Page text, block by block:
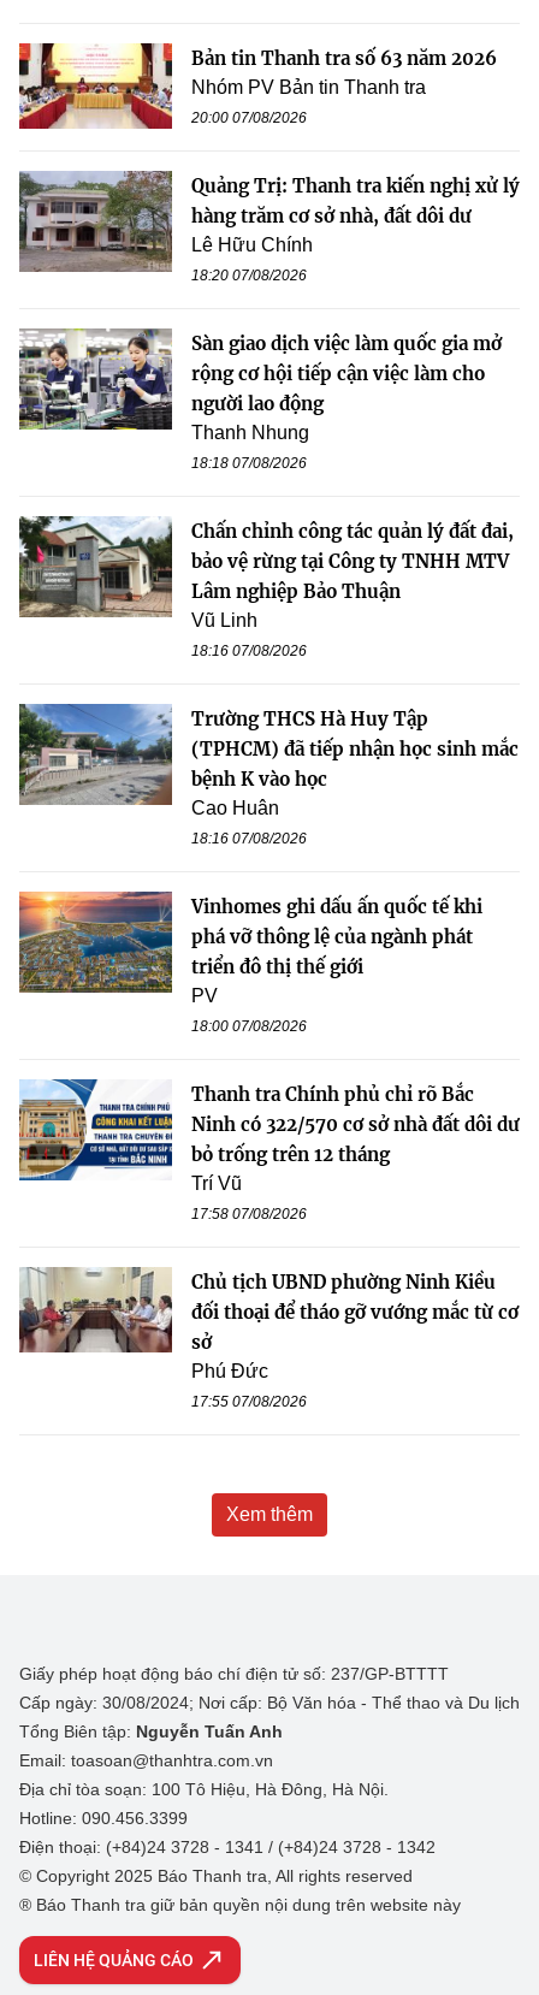
Bản tin Thanh tra số 63 năm 2026
Nhóm PV Bản tin Thanh tra
20:00 07/08/2026
Quảng Trị: Thanh tra kiến nghị xử lý
hàng trăm cơ sở nhà, đất dôi dư
Lê Hữu Chính
18:20 07/08/2026
Sàn giao dịch việc làm quốc gia mở
rộng cơ hội tiếp cận việc làm cho
người lao động
Thanh Nhung
18:18 07/08/2026
Chấn chỉnh công tác quản lý đất đai,
bảo vệ rừng tại Công ty TNHH MTV
Lâm nghiệp Bảo Thuận
Vũ Linh
18:16 07/08/2026
Trường THCS Hà Huy Tập
(TPHCM) đã tiếp nhận học sinh mắc
bệnh K vào học
Cao Huân
18:16 07/08/2026
Vinhomes ghi dấu ấn quốc tế khi
phá vỡ thông lệ của ngành phát
triển đô thị thế giới
PV
18:00 07/08/2026
Thanh tra Chính phủ chỉ rõ Bắc
Ninh có 322/570 cơ sở nhà đất dôi dư
bỏ trống trên 12 tháng
Trí Vũ
17:58 07/08/2026
Chủ tịch UBND phường Ninh Kiều
đối thoại để tháo gỡ vướng mắc từ cơ
sở
Phú Đức
17:55 07/08/2026
Xem thêm
Giấy phép hoạt động báo chí điện tử số: 237/GP-BTTTT
Cấp ngày: 30/08/2024; Nơi cấp: Bộ Văn hóa - Thể thao và Du lịch
Tổng Biên tập: Nguyễn Tuấn Anh
Email: toasoan@thanhtra.com.vn
Địa chỉ tòa soạn: 100 Tô Hiệu, Hà Đông, Hà Nội.
Hotline: 090.456.3399
Điện thoại: (+84)24 3728 - 1341 / (+84)24 3728 - 1342
© Copyright 2025 Báo Thanh tra, All rights reserved
® Báo Thanh tra giữ bản quyền nội dung trên website này
LIÊN HỆ QUẢNG CÁO